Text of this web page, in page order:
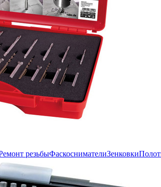
резьбыФаскоснимателиЗенковки